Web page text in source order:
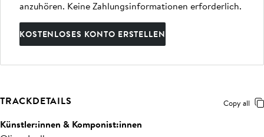
anzuhören. Keine Zahlungsinformationen erforderlich.
KOSTENLOSES KONTO ERSTELLEN
TRACKDETAILS Copy all
Künstler:innen & Komponist:innen